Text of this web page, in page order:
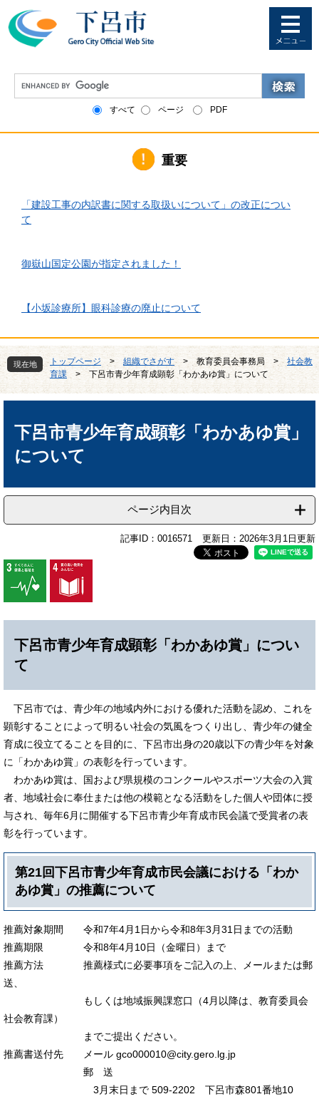
ー
ニ
l
検
すべて ページ PDF
重要
「建設工事の内訳書に関する取扱いについて」の改正につい
て
御嶽山国定公園が指定されました！
【小坂診療所】眼科診療の廃止について
現在地 トップページ > 組織でさがす > 教育委員会事務局 >
社会教
育課
> 下呂市青少年育成顕彰「わかあゆ賞」について
本
下呂市青少年育成顕彰「わかあゆ賞」
について
ページ内目次
記事ID：0016571 更新日：2026年3月1日更新
下呂市青少年育成顕彰「わかあゆ賞」につい
て
下呂市では、青少年の地域内外における優れた活動を認め、これを
顕彰することによって明るい社会の気風をつくり出し、青少年の健全
育成に役立てることを目的に、下呂市出身の20歳以下の青少年を対象
に「わかあゆ賞」の表彰を行っています。
わかあゆ賞は、国および県規模のコンクールやスポーツ大会の入賞
者、地域社会に奉仕または他の模範となる活動をした個人や団体に授
与され、毎年6月に開催する下呂市青少年育成市民会議で受賞者の表
彰を行っています。
第21回下呂市青少年育成市民会議における「わか
あゆ賞」の推薦について
推薦対象期間 令和7年4月1日から令和8年3月31日までの活動
推薦期限 令和8年4月10日（金曜日）まで
推薦方法 推薦様式に必要事項をご記入の上、メールまたは郵
送、
もしくは地域振興課窓口（4月以降は、教育委員会
社会教育課）
までご提出ください。
推薦書送付先
メール gco000010@city.gero.lg.jp​
郵 送
3月末日まで ​ 509-2202 下呂市森801番地10